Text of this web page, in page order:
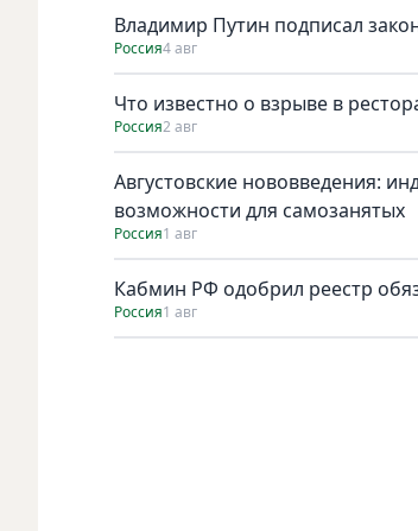
Владимир Путин подписал
Россия4 авг
Что известно о взрыве в
Россия2 авг
Августовские нововведения:
возможности для самозанятых
Россия1 авг
Кабмин РФ одобрил реестр
Россия1 авг